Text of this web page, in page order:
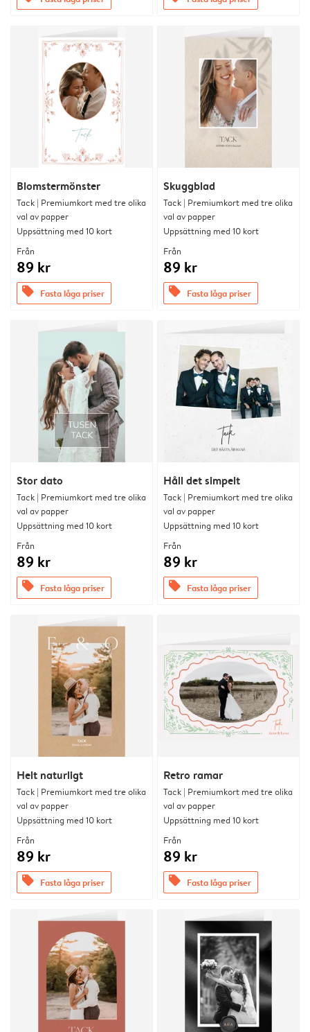
Blomstermönster
Tack | Premiumkort med tre olika
val av papper
Uppsättning med 10 kort
Från
89 kr
offers Fasta låga priser
Skuggblad
Tack | Premiumkort med tre olika
val av papper
Uppsättning med 10 kort
Från
89 kr
offers Fasta låga priser
Stor dato
Tack | Premiumkort med tre olika
val av papper
Uppsättning med 10 kort
Från
89 kr
offers Fasta låga priser
Håll det simpelt
Tack | Premiumkort med tre olika
val av papper
Uppsättning med 10 kort
Från
89 kr
offers Fasta låga priser
Helt naturligt
Tack | Premiumkort med tre olika
val av papper
Uppsättning med 10 kort
Från
89 kr
offers Fasta låga priser
Retro ramar
Tack | Premiumkort med tre olika
val av papper
Uppsättning med 10 kort
Från
89 kr
offers Fasta låga priser